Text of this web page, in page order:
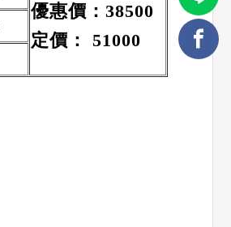
優惠價： 38500
定價： 51000